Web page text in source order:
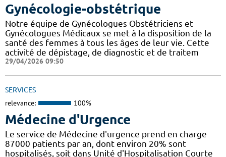
Gynécologie-obstétrique
Notre équipe de Gynécologues Obstétriciens et
Gynécologues Médicaux se met à la disposition de la
santé des femmes à tous les âges de leur vie. Cette
activité de dépistage, de diagnostic et de traitem
29/04/2026 09:50
SERVICES
relevance: 100%
Médecine d'Urgence
Le service de Médecine d'urgence prend en charge
87000 patients par an, dont environ 20% sont
hospitalisés, soit dans Unité d'Hospitalisation Courte